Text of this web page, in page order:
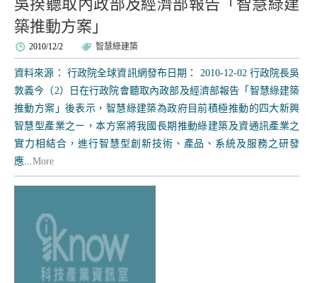
吳揆聽取內政部及經濟部報告「智慧綠建
築推動方案」
2010/12/2 智慧綠建築
資料來源： 行政院全球資訊網發布日期： 2010-12-02 行政院長吳
敦義今（2）日在行政院會聽取內政部及經濟部報告「智慧綠建築
推動方案」後表示，智慧綠建築為政府目前積極推動的四大新興
智慧型產業之ㄧ，本方案將我國長期推動綠建築及資通訊產業之
實力相結合，進行智慧型創新技術、產品、系統及服務之研發
應...More